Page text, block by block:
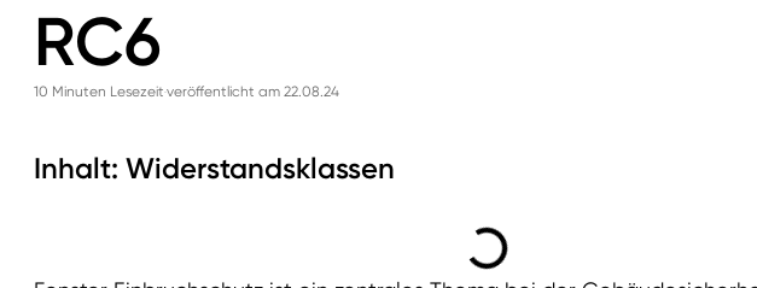
RC6
10 Minuten Lesezeit veröffentlicht am 22.08.24
Inhalt: Widerstandsklassen